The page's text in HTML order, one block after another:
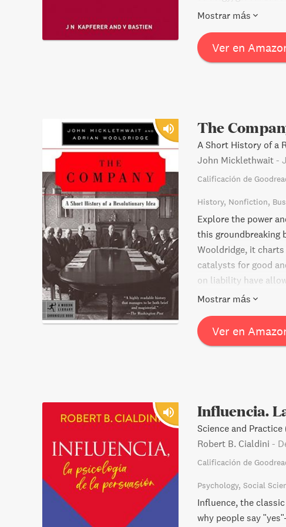
independientemente
Enriquecido con
con seguridad un
que nos rodean y
estemos jugando
rules for marketing
Chanel, Louis
transforming small
Mostrar más
Ver en
The
A Short History of a
John Micklethwait -
Calificación de
History Nonfiction
Explore the power
this groundbreaking
Wooldridge, it
catalysts for good
on liability have
controlling wealth
rare insight into the
world.
Mostrar más
Ver en
Influencia.
Science and
Robert B. Cialdini -
Calificación de
Psychology Social
Influence, the
why people say